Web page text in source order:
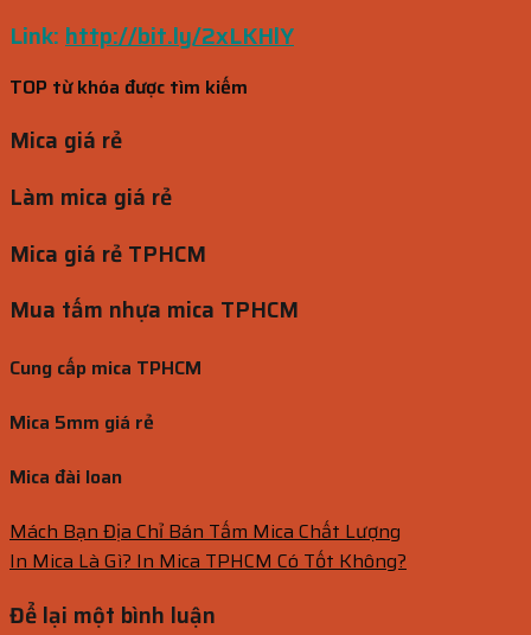
Link: http://bit.ly/2xLKHlY
TOP từ khóa được tìm kiếm
Mica giá rẻ
Làm mica giá rẻ
Mica giá rẻ TPHCM
Mua tấm nhựa mica TPHCM
Cung cấp mica TPHCM
Mica 5mm giá rẻ
Mica đài loan
Mách Bạn Địa Chỉ Bán Tấm Mica Chất Lượng
In Mica Là Gì? In Mica TPHCM Có Tốt Không?
Để lại một bình luận